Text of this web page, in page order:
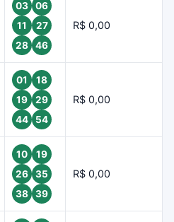
03
06
11
27
28
46
R$ 0,00
01
18
19
29
44
54
R$ 0,00
10
19
26
35
38
39
R$ 0,00